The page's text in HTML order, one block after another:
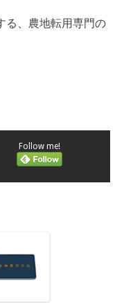
る、農地転用専門の
Follow me!